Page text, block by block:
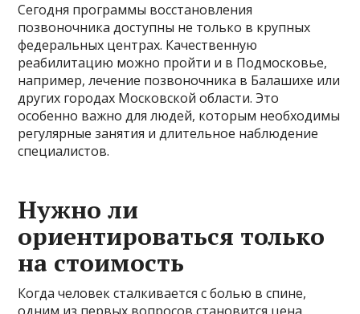
Сегодня программы восстановления
позвоночника доступны не только в крупных
федеральных центрах. Качественную
реабилитацию можно пройти и в Подмосковье,
например, лечение позвоночника в Балашихе или
других городах Московской области. Это
особенно важно для людей, которым необходимы
регулярные занятия и длительное наблюдение
специалистов.
Нужно ли
ориентироваться только
на стоимость
Когда человек сталкивается с болью в спине,